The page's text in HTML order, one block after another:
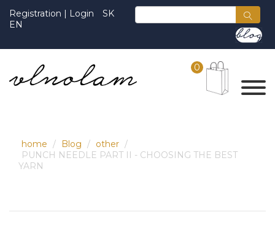
Registration | Login
SK
EN
0
home Blog
other
PUNCH NEEDLE PART II - CHOOSING THE BEST
YARN